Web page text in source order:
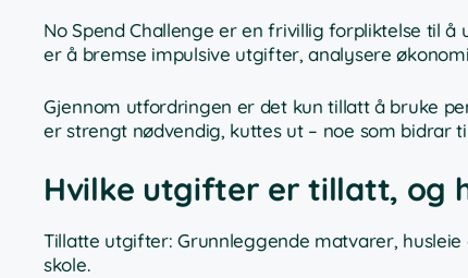
No Spend Challenge er en frivillig forpliktelse til
er å bremse impulsive utgifter, analysere
Gjennom utfordringen er det kun tillatt å bruke
er strengt nødvendig, kuttes ut – noe som bidrar
Hvilke utgifter er tillatt, og
Tillatte utgifter: Grunnleggende matvarer,
skole.